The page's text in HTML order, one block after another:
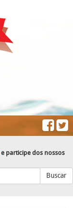
e participe dos nossos
Buscar